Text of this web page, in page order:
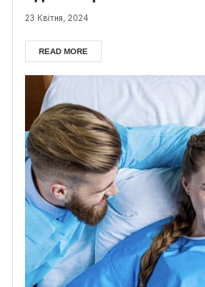
23 Квітня, 2024
READ MORE